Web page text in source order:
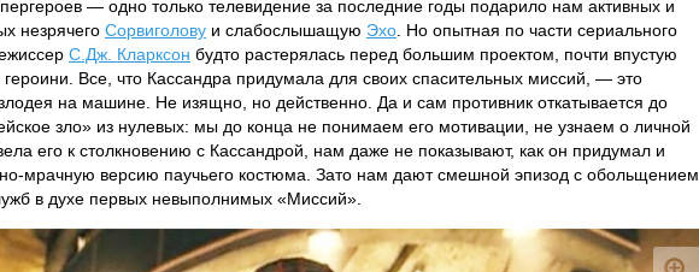
— одно только телевидение за последние годы подарило нам активных и
незрячего Сорвиголову и слабослышащую Эхо . Но опытная по части сериального
С.Дж. Кларксон будто растерялась перед большим проектом, почти впустую
героини. Все, что Кассандра придумала для своих спасительных миссий, — это
на машине. Не изящно, но действенно. Да и сам противник откатывается до
зло» из нулевых: мы до конца не понимаем его мотивации, не узнаем о личной
его к столкновению с Кассандрой, нам даже не показывают, как он придумал и
мрачную версию паучьего костюма. Зато нам дают смешной эпизод с обольщением
в духе первых невыполнимых «Миссий».